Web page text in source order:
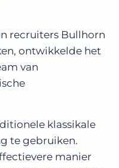
recruiters Bullhorn
ontwikkelde het
van
klassikale
te gebruiken.
manier